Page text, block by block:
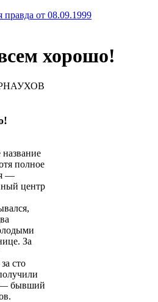
от 08.09.1999
хорошо!
название
полное
—
центр
За
сто
— бывший